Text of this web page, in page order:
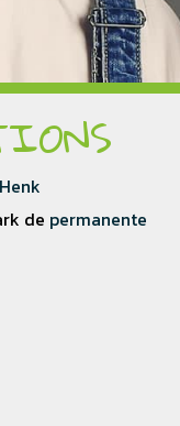
Henk
de permanente